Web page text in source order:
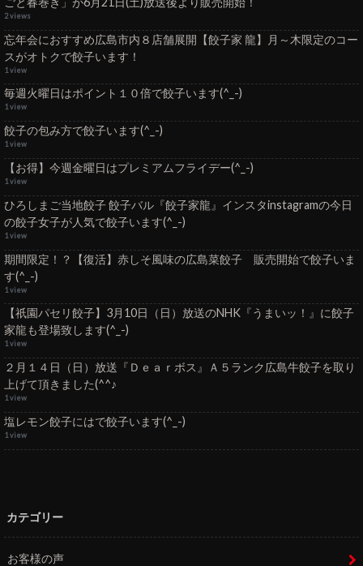
2 views
忘年会におすすめ広島市内８店舗展開【餃子家 龍】月～木限定のコー
スがオトクで餃子います！
1 view
毎週火曜日はポイント１０倍で餃子います(^_-)
1 view
餃子の包み方で餃子います(^_-)
1 view
【お得】今週金曜日はプレミアムフライデー(^_-)
1 view
ひろしまご当地餃子 餃子バル『餃子家龍』インスタinstagramの今日
の餃子女子が人気で餃子います(^_-)
1 view
期間限定！？【復活】赤しそ風味の広島菜餃子 販売開始で餃子いま
す(^_-)
1 view
【祇園パセリ餃子】3月10日（日）放送のNHK『うまいッ！』に餃子
家龍も登場致します(^_-)
1 view
２月１４日（日）放送『Ｄｅａｒボス』Ａ５ランク広島牛餃子を取り
上げて頂きました(^^♪
1 view
塩レモン餃子にはで餃子います(^_-)
1 view
カテゴリー
お客様の声